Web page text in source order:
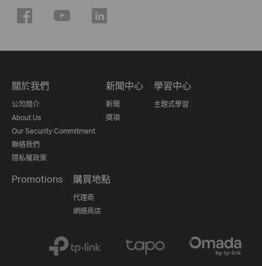
關於我們
公司簡介
About Us
Our Security Commitment
聯絡我們
隱私權政策
新聞中心
新聞
獎項
學習中心
主題式學習
Promotions 購買地點
代理商
網絡商店